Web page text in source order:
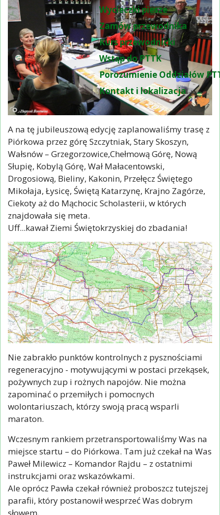
Zobacz Świętokrzyskie
Wycieczki piesze
Zamów przewodnika
Kurs przewodnicki
Wstąp do PTTK
Porozumienie Oddziałów
Kontakt i lokalizacja
A na tę jubileuszową edycję zaplanowaliśmy trasę z
Piórkowa przez górę Szczytniak, Stary Skoszyn,
Wałsnów – Grzegorzowice,Chełmową Górę, Nową
Słupię, Kobylą Górę, Wał Małacentowski,
Drogosiową, Bieliny, Kakonin, Przełęcz Świętego
Mikołaja, Łysicę, Świętą Katarzynę, Krajno Zagórze,
Ciekoty aż do Mąchocic Scholasterii, w których
Uff...kawał Ziemi Świętokrzyskiej do zbadania!
Nie zabrakło punktów kontrolnych z pysznościami
regeneracyjno - motywującymi w postaci przekąsek,
pożywnych zup i rożnych napojów. Nie można
zapominać o przemiłych i pomocnych
maraton.
Wczesnym rankiem przetransportowaliśmy Was na
miejsce startu – do Piórkowa. Tam już czekał na Was
Paweł Milewicz – Komandor Rajdu – z ostatnimi
instrukcjami oraz wskazówkami.
Ale oprócz Pawła czekał również proboszcz tutejszej